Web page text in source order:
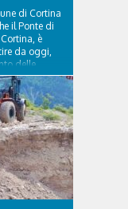
di Cortina
il Ponte di
è
da oggi,
delle